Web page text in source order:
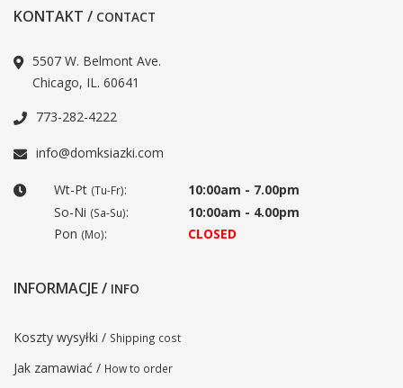
KONTAKT / CONTACT
5507 W. Belmont Ave.
Chicago, IL. 60641
773-282-4222
info@domksiazki.com
Wt-Pt (Tu-Fr):
10:00am - 7.00pm
So-Ni (Sa-Su):
10:00am - 4.00pm
Pon (Mo): CLOSED
INFORMACJE / INFO
Koszty wysyłki / Shipping cost
Jak zamawiać / How to order